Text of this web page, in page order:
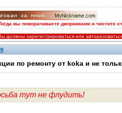
вы поворачиваете дворниками и чистите
должны зарегистрироваться или
по ремонту от koka и не
тут не флудить!